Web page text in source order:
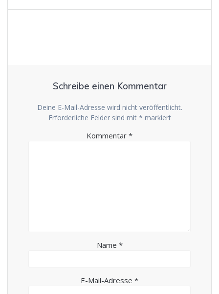
Schreibe einen Kommentar
Deine E-Mail-Adresse wird nicht veröffentlicht.
Erforderliche Felder sind mit * markiert
Kommentar *
Name *
E-Mail-Adresse *